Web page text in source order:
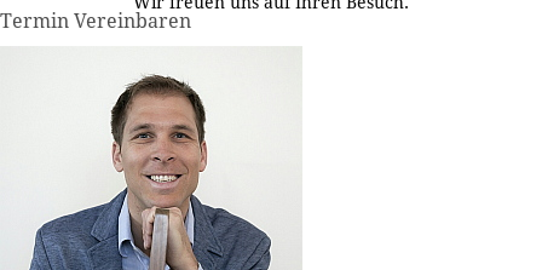
Termin Vereinbaren